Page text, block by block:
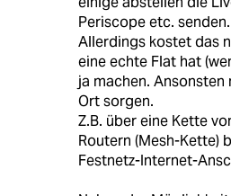
Periscope etc. senden.
Allerdings kostet das
eine echte Flat hat
ja machen. Ansonsten
Ort sorgen.
Z.B. über eine Kette
Routern (Mesh-Kette)
Festnetz-Internet-